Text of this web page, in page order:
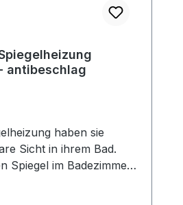
antibeschlag
haben sie
Sicht in ihrem Bad.
Spiegel im Badezimmer